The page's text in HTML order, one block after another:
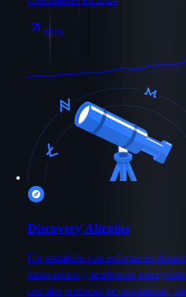
81%
Discovery Altcoins
Un portafolio con enfoque
innovadoras y tendencias
con alto potencial de crecimiento;